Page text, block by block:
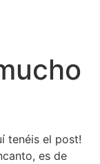
tenéis el post!
es de